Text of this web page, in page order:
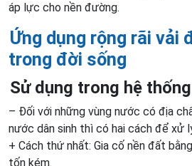
áp lực cho nền đường.
Ứng dụng rộng rãi vải
trong đời sống
Sử dụng trong hệ
– Đối với những vùng nước có địa
nước dân sinh thì có hai cách để xử
+ Cách thứ nhất: Gia cố nền đất
tốn kém.